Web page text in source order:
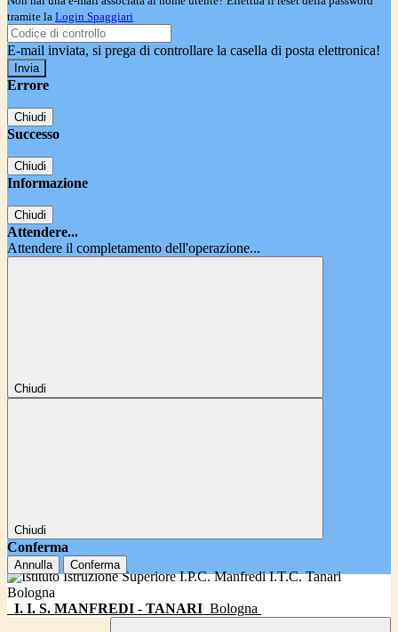
tramite la Login Spaggiari
E-mail inviata, si prega di controllare la casella di posta elettronica!
Errore
Chiudi
Successo
Chiudi
Informazione
Chiudi
Attendere...
Attendere il completamento dell'operazione...
Chiudi
Chiudi
Conferma
Annulla Conferma
I. I. S. MANFREDI - TANARI Bologna